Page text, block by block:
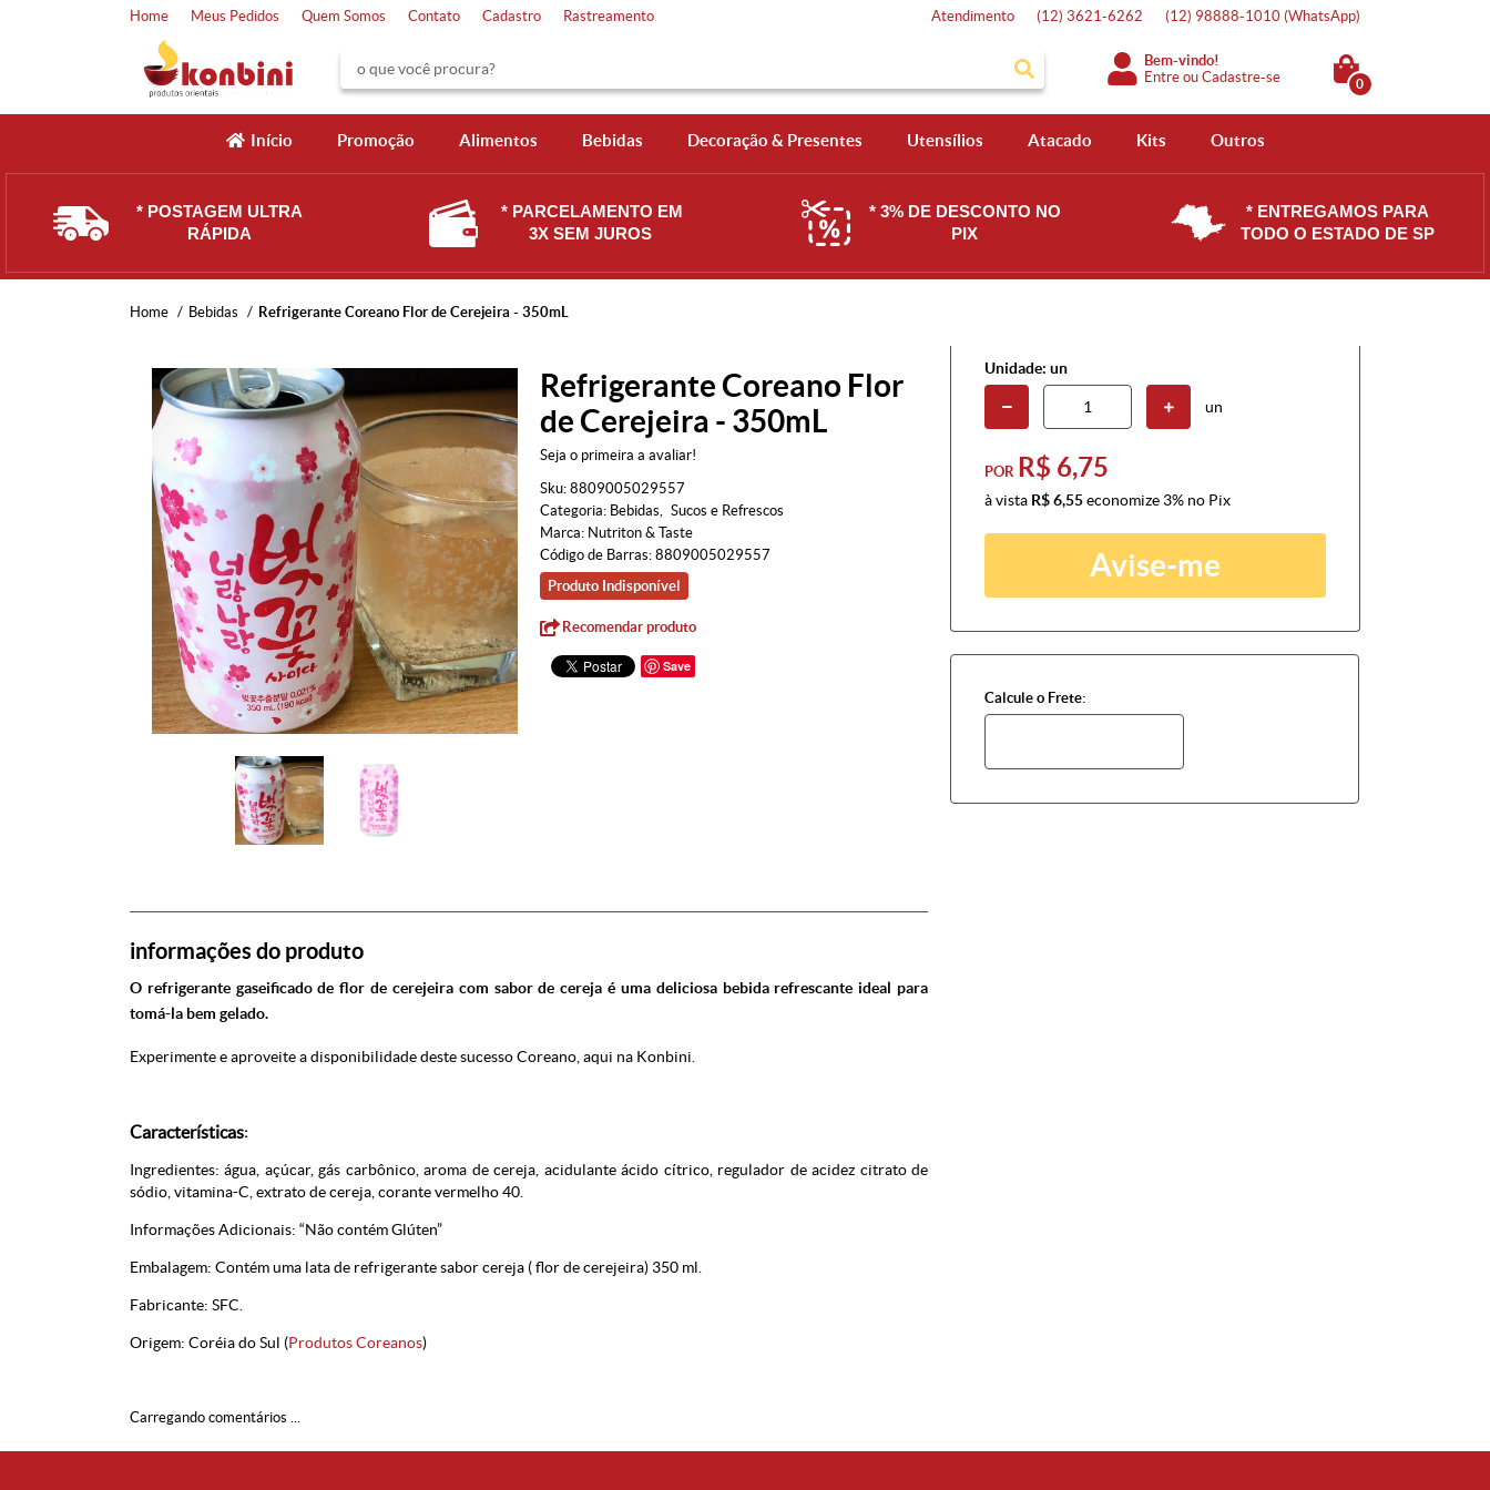
Home Meus Pedidos Quem Somos Contato Cadastro Rastreamento Atendimento (12) 3621-6262 (12) 98888-1010 (WhatsApp)
Bem-vindo!
Entre ouCadastre-se 0
Início Promoção Alimentos Bebidas Decoração & Presentes Utensílios Atacado Kits Outros
* POSTAGEM ULTRA
RÁPIDA
* PARCELAMENTO EM
3X SEM JUROS
* 3% DE DESCONTO NO
PIX
* ENTREGAMOS PARA
TODO O ESTADO DE SP
Home Bebidas Refrigerante Coreano Flor de Cerejeira - 350mL
Refrigerante Coreano Flor
de Cerejeira - 350mL
Seja o primeira a avaliar!
Sku: 8809005029557
Categoria: Bebidas
Sucos e Refrescos
Marca: Nutriton & Taste
Código de Barras: 8809005029557
Produto Indisponível
Recomendar produto
Save
Unidade: un
un
POR R$ 6,75
à vista R$ 6,55economize 3% no Pix
Avise-me
Calcule o Frete:
informações do produto
O refrigerante gaseificado de flor de cerejeira com sabor de cereja é uma deliciosa bebida refrescante ideal para
tomá-la bem gelado.
Experimente e aproveite a disponibilidade deste sucesso Coreano, aqui na Konbini
Características:
Ingredientes: água, açúcar, gás carbônico, aroma de cereja, acidulante ácido cítrico, regulador de acidez citrato de
sódio, vitamina-C, extrato de cereja, corante vermelho 40.
Informações Adicionais: “Não contém Glúten”
Embalagem: Contém uma lata de refrigerante sabor cereja ( flor de cerejeira) 350 ml.
Fabricante: SFC.
Origem: Coréia do Sul (Produtos Coreanos)
Carregando comentários ...